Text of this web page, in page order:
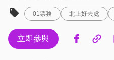
01票務 北上好去處
立即參與